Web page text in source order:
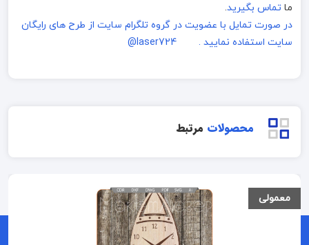
ما تماس بگیرید.
در صورت تمایل با عضویت در گروه تلگرام سایت از طرح های رایگان
سایت استفاده نمایید . laser724@
محصولات مرتبط
معمولی